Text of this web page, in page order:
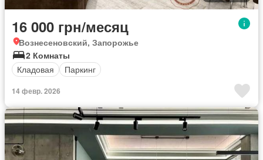
16 000 грн/месяц
Вознесеновский, Запорожье
2 Комнаты
Кладовая
Паркинг
14 февр. 2026